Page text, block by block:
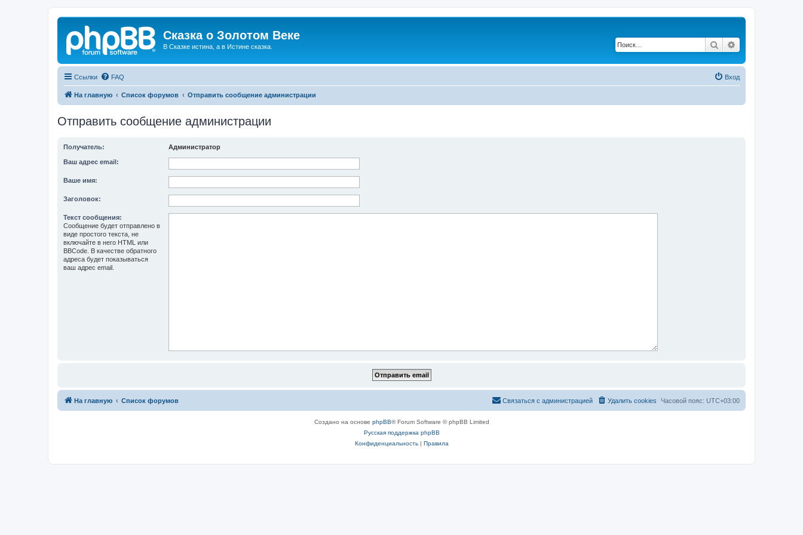
Сказка о Золотом Веке
В Сказке истина, а в Истине сказка. Поиск
Ссылки FAQ Вход
На главную Список форумов Отправить сообщение администрации
Отправить сообщение администрации
Получатель: Администратор
Ваш адрес email:
Ваше имя:
Заголовок:
Текст сообщения:
Сообщение будет отправлено в
виде простого текста, не
включайте в него HTML или
BBCode. В качестве обратного
адреса будет показываться
ваш адрес email.
На главную Список форумов Часовой пояс: UTC+03:00
Удалить cookies
Связаться с администрацией
Создано на основе phpBB® Forum Software © phpBB Limited
Русская поддержка phpBB
Конфиденциальность| Правила